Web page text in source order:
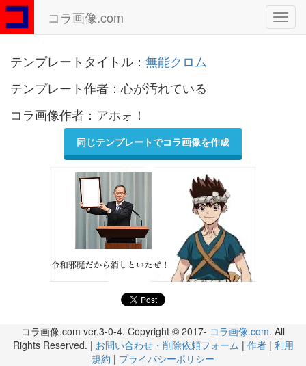
コラ画像.com
テンプレートタイトル： 無能クロム
テンプレート作者：心が汚れている
コラ画像作者：アホォ！
同じテンプレートでコラ画像を作成
コラ画像.com ver.3-0-4. Copyright © 2017- コラ画像.com. All
Rights Reserved. | お問い合わせ・削除依頼フォーム | 作者| 利用
規約 | プライバシーポリシー